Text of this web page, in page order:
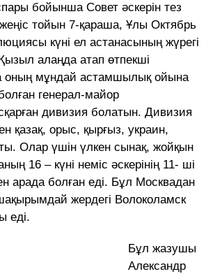
бойынша Совет әскерін тез
тойын 7-қараша, Ұлы Октябрь
күні ел астанасының жүрегі
алаңда атап өтпекші
оның мұндай астамшылық ойына
генерал-майор
дивизия болатын. Дивизия
қазақ, орыс, қырғыз, украин,
Олар үшін үлкен сынақ, жойқын
16 – күні неміс әскерінің 11- ші
арада болған еді. Бұл Москвадан
жердегі Волоколамск
еді.
Бұл жазушы
Александр